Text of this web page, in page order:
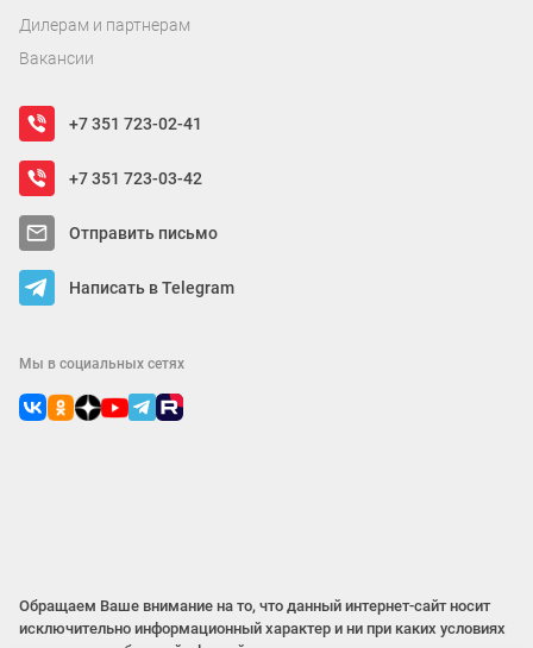
Дилерам и партнерам
Вакансии
+7 351 723-02-41
+7 351 723-03-42
Отправить письмо
Написать в Telegram
Мы в социальных сетях
Обращаем Ваше внимание на то, что данный интернет-сайт носит
исключительно информационный характер и ни при каких условиях